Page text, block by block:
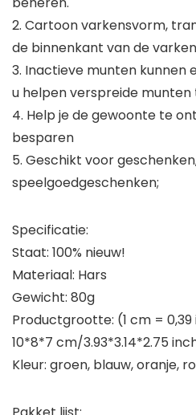
2. Cartoon varkensvorm,
de binnenkant van de
3. Inactieve munten kunnen
u helpen verspreide munten
4. Help je de gewoonte te
besparen
5. Geschikt voor
speelgoedgeschenken;
Specificatie:
Staat: 100% nieuw!
Materiaal: Hars
Gewicht: 80g
Productgrootte: (1 cm =
10*8*7 cm/3.93*3.14*2.75
Kleur: groen, blauw, oranje,